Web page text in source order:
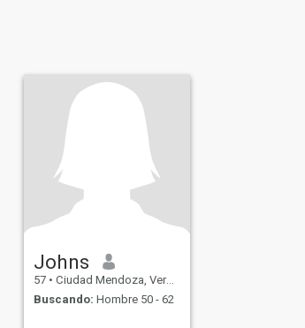
Johns
57 • Ciudad Mendoza, Veracruz, México
Buscando: Hombre 50 - 62